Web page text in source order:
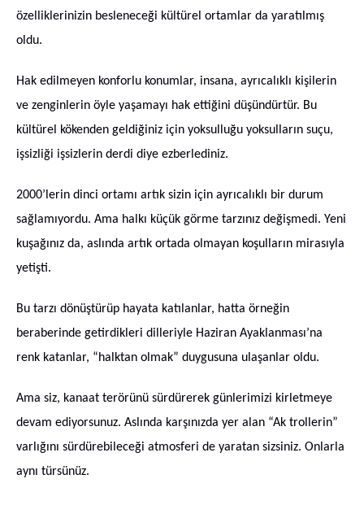
özelliklerinizin besleneceği kültürel ortamlar da yaratılmış
oldu.
Hak edilmeyen konforlu konumlar, insana, ayrıcalıklı kişilerin
ve zenginlerin öyle yaşamayı hak ettiğini düşündürtür. Bu
kültürel kökenden geldiğiniz için yoksulluğu yoksulların suçu,
işsizliği işsizlerin derdi diye ezberlediniz.
2000’lerin dinci ortamı artık sizin için ayrıcalıklı bir durum
sağlamıyordu. Ama halkı küçük görme tarzınız değişmedi. Yeni
kuşağınız da, aslında artık ortada olmayan koşulların mirasıyla
yetişti.
Bu tarzı dönüştürüp hayata katılanlar, hatta örneğin
beraberinde getirdikleri dilleriyle Haziran Ayaklanması’na
renk katanlar, “halktan olmak” duygusuna ulaşanlar oldu.
Ama siz, kanaat terörünü sürdürerek günlerimizi kirletmeye
devam ediyorsunuz. Aslında karşınızda yer alan “Ak trollerin”
varlığını sürdürebileceği atmosferi de yaratan sizsiniz. Onlarla
aynı türsünüz.